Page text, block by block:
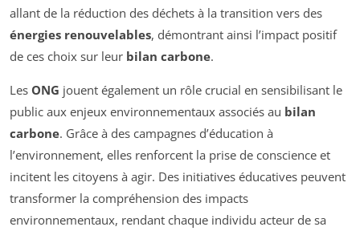
allant de la réduction des déchets à la transition vers des
énergies renouvelables, démontrant ainsi l’impact positif
de ces choix sur leur bilan carbone.
Les ONG jouent également un rôle crucial en sensibilisant le
public aux enjeux environnementaux associés au bilan
carbone. Grâce à des campagnes d’éducation à
l’environnement, elles renforcent la prise de conscience et
incitent les citoyens à agir. Des initiatives éducatives peuvent
transformer la compréhension des impacts
environnementaux, rendant chaque individu acteur de sa